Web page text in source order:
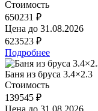
Стоимость
650231 ₽
Цена до 31.08.2026
623523 ₽
Подробнее
Баня из бруса 3.4×2.3
Стоимость
139545 ₽
Цена до 31.08.2026